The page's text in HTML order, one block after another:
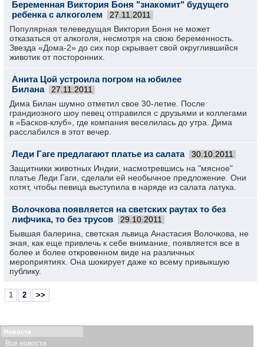
Беременная Виктория Боня "знакомит" будущего
ребенка с алкоголем
27.11.2011
Популярная телеведущая Виктория Боня не может
отказаться от алкоголя, несмотря на свою беременность.
Звезда «Дома-2» до сих пор скрывает свой округлившийся
животик от посторонних.
Анита Цой устроила погром на юбилее
Билана
27.11.2011
Дима Билан шумно отметил свое 30-летие. После
грандиозного шоу певец отправился с друзьями и коллегами
в «Басков-клуб», где компания веселилась до утра. Дима
расслабился в этот вечер.
Леди Гаге предлагают платье из салата 30.10.2011
Защитники животных Индии, насмотревшись на "мясное"
платье Леди Гаги, сделали ей необычное предложение. Они
хотят, чтобы певица выступила в наряде из салата латука.
Волочкова появляется на светских раутах то без
лифчика, то без трусов
29.10.2011
Бывшая балерина, светская львица Анастасия Волочкова, не
зная, как еще привлечь к себе внимание, появляется все в
более и более откровенном виде на различных
мероприятиях. Она шокирует даже ко всему привыкшую
публику.
1 2 >>
Новости
Все новости